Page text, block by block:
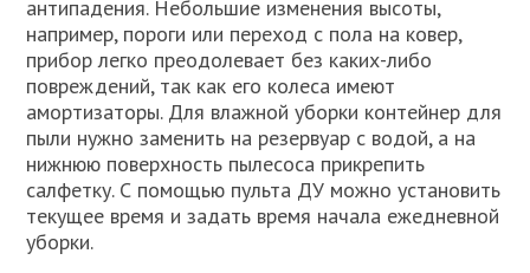
антипадения. Небольшие изменения высоты,
например, пороги или переход с пола на ковер,
прибор легко преодолевает без каких-либо
повреждений, так как его колеса имеют
амортизаторы. Для влажной уборки контейнер для
пыли нужно заменить на резервуар с водой, а на
нижнюю поверхность пылесоса прикрепить
салфетку. С помощью пульта ДУ можно установить
текущее время и задать время начала ежедневной
уборки.